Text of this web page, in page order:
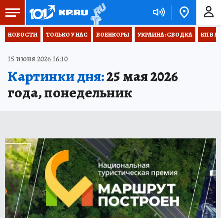
НОВОСТИ ТОЛЬКО У НАС ВОЕНКОРЫ УКРАИНА: СВОДКА КП В
15 июня 2026 16:10
Картинки дня:25 мая 2026
года, понедельник